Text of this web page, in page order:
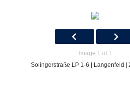
Image 1 of 1
Solingerstraße LP 1-6 | Langenfeld |